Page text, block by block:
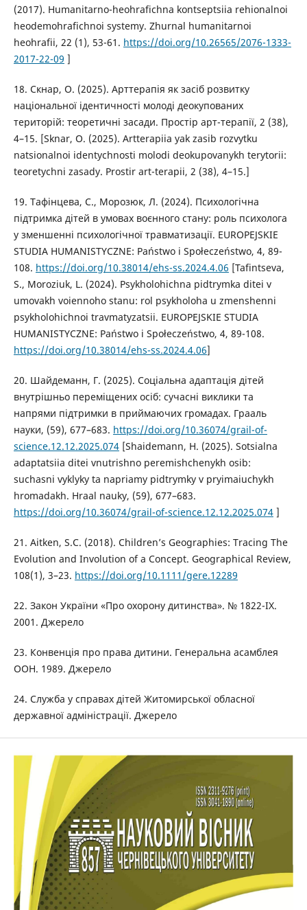
(2017). Humanitarno-heohrafichna kontseptsiia rehionalnoi
heodemohrafichnoi systemy. Zhurnal humanitarnoi
heohrafii, 22 (1), 53-61. https://doi.org/10.26565/2076-1333-
2017-22-09 ]
18. Скнар, О. (2025). Арттерапія як засіб розвитку
національної ідентичності молоді деокупованих
територій: теоретичні засади. Простір арт-терапії, 2 (38),
4–15. [Sknar, O. (2025). Artterapiia yak zasib rozvytku
natsionalnoi identychnosti molodi deokupovanykh terytorii:
teoretychni zasady. Prostir art-terapii, 2 (38), 4–15.]
19. Тафінцева, С., Морозюк, Л. (2024). Психологічна
підтримка дітей в умовах воєнного стану: роль психолога
у зменшенні психологічної травматизації. EUROPEJSKIE
STUDIA HUMANISTYCZNE: Państwo i Społeczeństwo, 4, 89-
108. https://doi.org/10.38014/ehs-ss.2024.4.06 [Tafintseva,
S., Moroziuk, L. (2024). Psykholohichna pidtrymka ditei v
umovakh voiennoho stanu: rol psykholoha u zmenshenni
psykholohichnoi travmatyzatsii. EUROPEJSKIE STUDIA
HUMANISTYCZNE: Państwo i Społeczeństwo, 4, 89-108.
https://doi.org/10.38014/ehs-ss.2024.4.06]
20. Шайдеманн, Г. (2025). Соціальна адаптація дітей
внутрішньо переміщених осіб: сучасні виклики та
напрями підтримки в приймаючих громадах. Грааль
науки, (59), 677–683. https://doi.org/10.36074/grail-of-
science.12.12.2025.074[Shaidemann, H. (2025). Sotsialna
adaptatsiia ditei vnutrishno peremishchenykh osib:
suchasni vуklyky ta napriamy pidtrymky v pryimaiuchykh
hromadakh. Hraal nauky, (59), 677–683.
https://doi.org/10.36074/grail-of-science.12.12.2025.074]
21. Aitken, S.C. (2018). Children’s Geographies: Tracing The
Evolution and Involution of a Concept. Geographical Review,
108(1), 3–23. https://doi.org/10.1111/gere.12289
22. Закон України «Про охорону дитинства». № 1822-IX.
2001. Джерело
23. Конвенція про права дитини. Генеральна асамблея
ООН. 1989. Джерело
24. Служба у справах дітей Житомирської обласної
державної адміністрації. Джерело